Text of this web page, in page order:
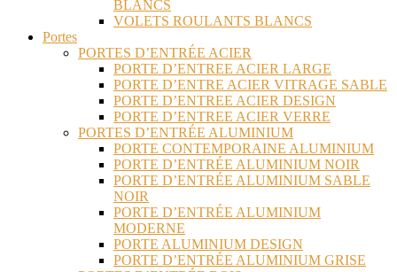
BLANCS
VOLETS ROULANTS BLANCS
Portes
PORTES D’ENTRÉE ACIER
PORTE D’ENTREE ACIER LARGE
PORTE D’ENTRE ACIER VITRAGE SABLE
PORTE D’ENTREE ACIER DESIGN
PORTE D’ENTREE ACIER VERRE
PORTES D’ENTRÉE ALUMINIUM
PORTE CONTEMPORAINE ALUMINIUM
PORTE D’ENTRÉE ALUMINIUM NOIR
PORTE D’ENTRÉE ALUMINIUM SABLE
NOIR
PORTE D’ENTRÉE ALUMINIUM
MODERNE
PORTE ALUMINIUM DESIGN
PORTE D’ENTRÉE ALUMINIUM GRISE